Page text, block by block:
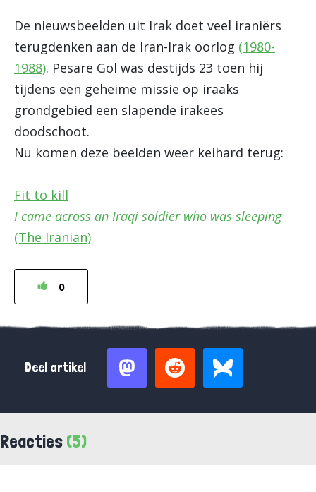
De nieuwsbeelden uit Irak doet veel iraniërs
terugdenken aan de Iran-Irak oorlog (1980-
1988). Pesare Gol was destijds 23 toen hij
tijdens een geheime missie op iraaks
grondgebied een slapende irakees
doodschoot.
Nu komen deze beelden weer keihard terug:
Fit to kill
I came across an Iraqi soldier who was sleeping
(The Iranian)
0
Deel artikel
Reacties (5)